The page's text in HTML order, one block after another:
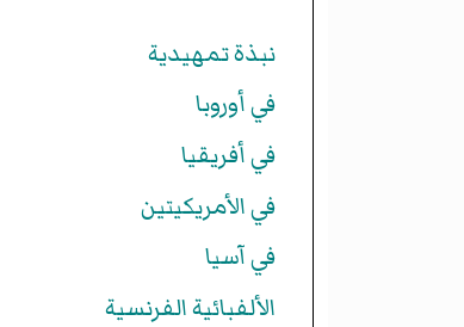
نبذة تمهيدية
في أوروبا
في أفريقيا
في الأمريكيتين
في آسيا
الألفبائية الفرنسية